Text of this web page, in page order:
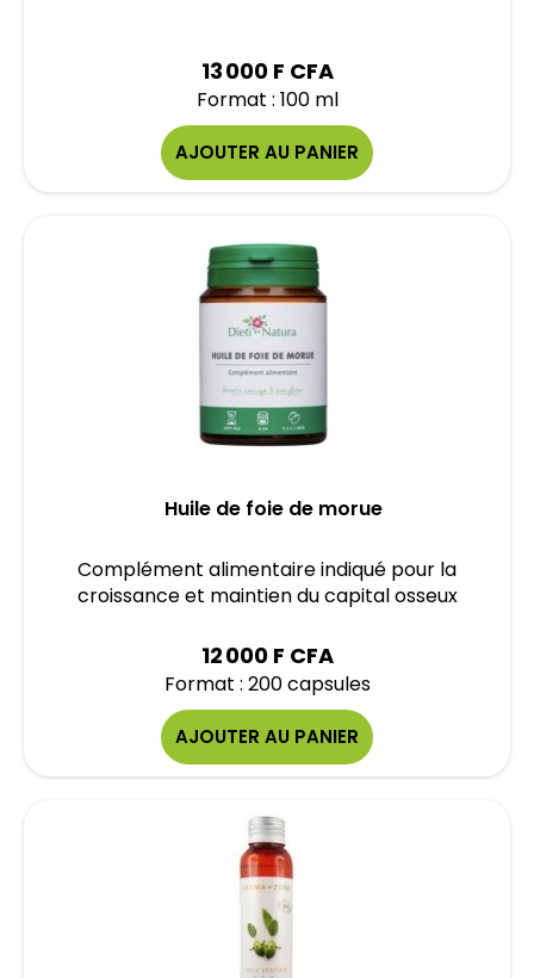
13 000 F CFA
Format : 100 ml
AJOUTER AU PANIER
Huile de foie de morue
Complément alimentaire indiqué pour la
croissance et maintien du capital osseux
12 000 F CFA
Format : 200 capsules
AJOUTER AU PANIER